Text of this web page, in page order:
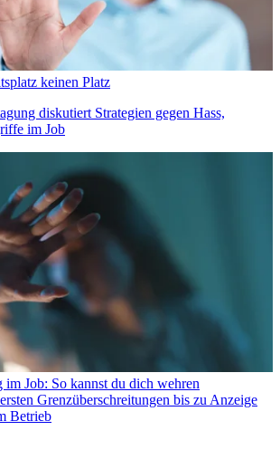
keinen Platz
diskutiert Strategien gegen Hass,
im Job
im Job: So kannst du dich wehren
Grenzüberschreitungen bis zu Anzeige
Betrieb